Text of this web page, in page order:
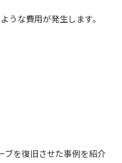
うな費用が発生します。
ブを復旧させた事例を紹介